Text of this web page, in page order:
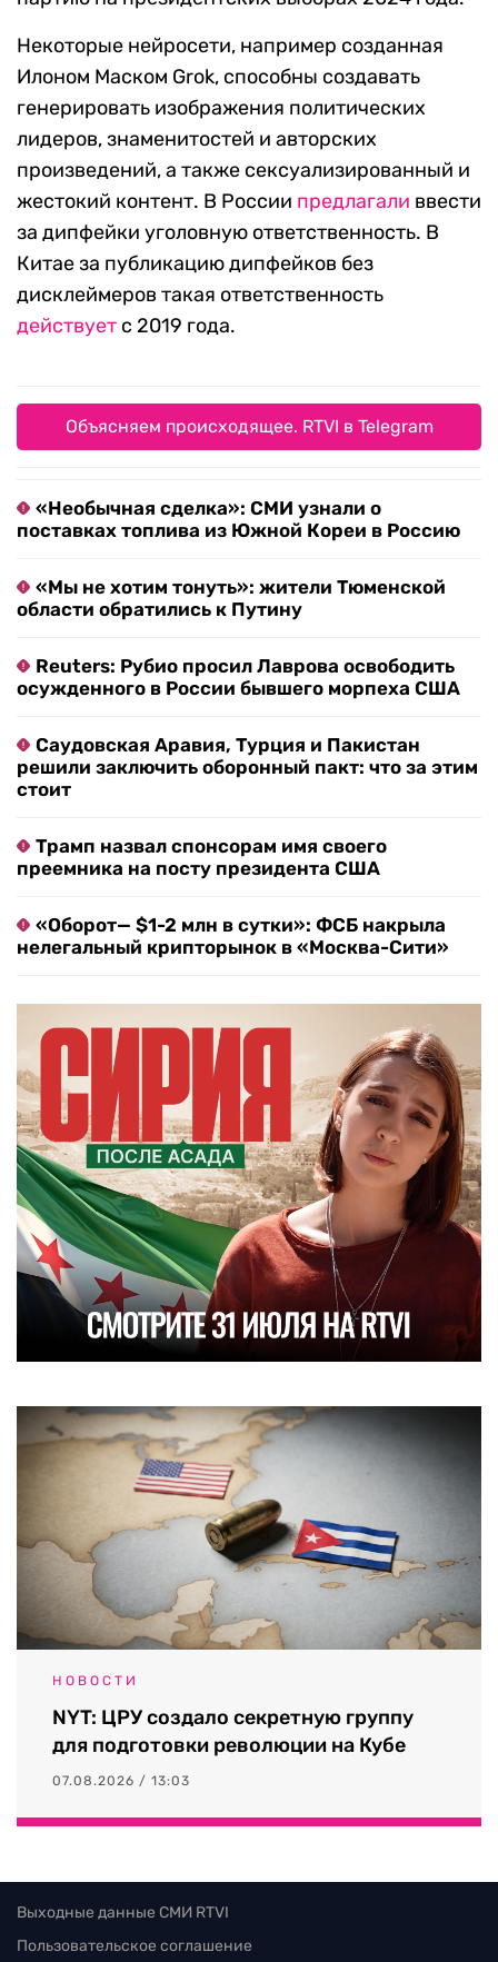
Некоторые нейросети, например созданная
Илоном Маском Grok, способны создавать
генерировать изображения политических
лидеров, знаменитостей и авторских
произведений, а также сексуализированный и
жестокий контент. В России предлагали ввести
за дипфейки уголовную ответственность. В
Китае за публикацию дипфейков без
дисклеймеров такая ответственность
действует с 2019 года.
Объясняем происходящее. RTVI в Telegram
«Необычная сделка»: СМИ узнали о
поставках топлива из Южной Кореи в Россию
«Мы не хотим тонуть»: жители Тюменской
области обратились к Путину
Reuters: Рубио просил Лаврова освободить
осужденного в России бывшего морпеха США
Саудовская Аравия, Турция и Пакистан
решили заключить оборонный пакт: что за этим
стоит
Трамп назвал спонсорам имя своего
преемника на посту президента США
«Оборот— $1-2 млн в сутки»: ФСБ накрыла
нелегальный крипторынок в «Москва-Сити»
НОВОСТИ
NYT: ЦРУ создало секретную группу
для подготовки революции на Кубе
07.08.2026 / 13:03
Выходные данные СМИ RTVI
Пользовательское соглашение